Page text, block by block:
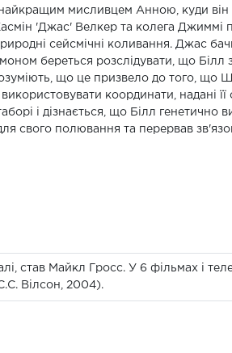
мисливцем Анною, куди він
'Джас' Велкер та колега Джиммі
сейсмічні коливання. Джас
береться розслідувати, що Білл
що це призвело до того, що
координати, надані
і дізнається, що Білл генетично
свого полювання та перервав
став Майкл Гросс. У 6 фільмах і
Вілсон, 2004).